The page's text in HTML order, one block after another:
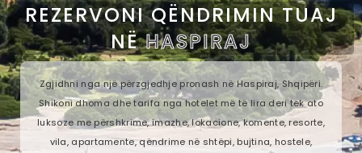
REZERVONI QËNDRIMIN TUAJ
NËHASPIRAJ
Zgjidhni nga një përzgjedhje pronash në Haspiraj, Shqipëri.
Shikoni dhoma dhe tarifa nga hotelet më të lira deri tek ato
luksoze me përshkrime, imazhe, lokacione, komente, resorte,
vila, apartamente, qëndrime në shtëpi, bujtina, hostele,